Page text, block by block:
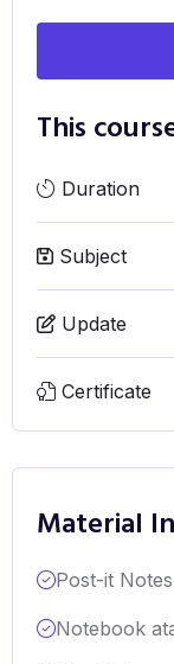
This
Duration
Subject
Update
Certificate
Material
Post-it Notes
Notebook